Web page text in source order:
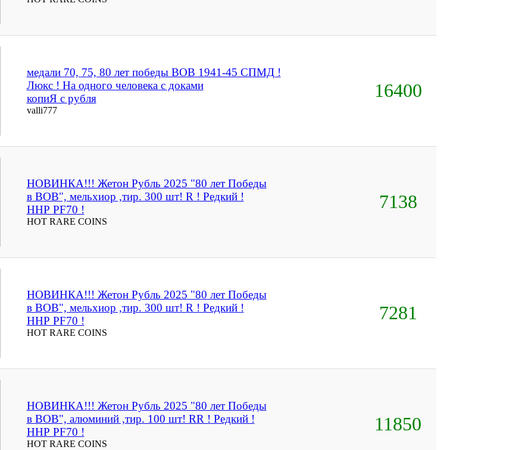
медали 70, 75, 80 лет победы ВОВ 1941-45 СПМД !
Люкс ! На одного человека с доками
копиЯ с рубля
valli777
16400
НОВИНКА!!! Жетон Рубль 2025 "80 лет Победы
в ВОВ", мельхиор ,тир. 300 шт! R ! Редкий !
ННР PF70 !
HOT RARE COINS
7138
НОВИНКА!!! Жетон Рубль 2025 "80 лет Победы
в ВОВ", мельхиор ,тир. 300 шт! R ! Редкий !
ННР PF70 !
HOT RARE COINS
7281
НОВИНКА!!! Жетон Рубль 2025 "80 лет Победы
в ВОВ", алюминий ,тир. 100 шт! RR ! Редкий !
ННР PF70 !
HOT RARE COINS
11850